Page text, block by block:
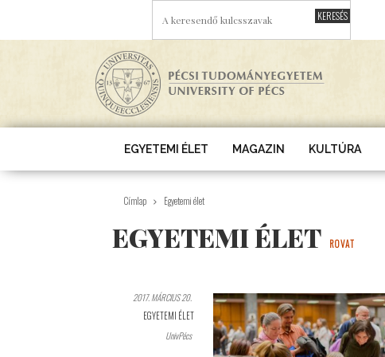
EGYETEMI ÉLET MAGAZIN KULTÚRA
Címlap Egyetemi élet
EGYETEMI ÉLET ROVAT
2017. MÁRCIUS 20.
EGYETEMI ÉLET
UnivPécs